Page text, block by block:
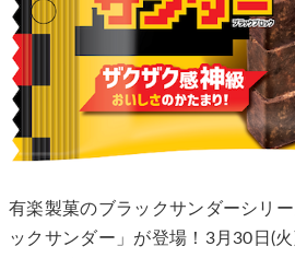
有楽製菓のブラックサンダーシリ
ックサンダー」が登場！3月30日(